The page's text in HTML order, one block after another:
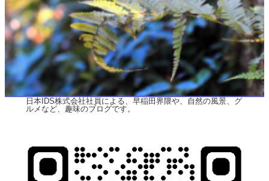
日本IDS株式会社社員による、早稲田界隈や、自然の風景、グ
ルメなど、趣味のブログです。